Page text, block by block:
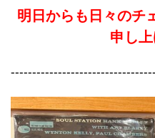
明日からも日々のチ
申し上